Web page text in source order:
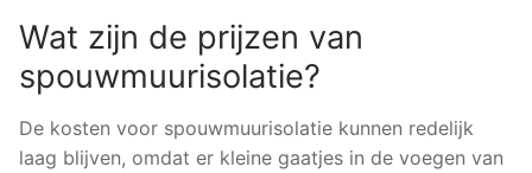
Wat zijn de prijzen van
spouwmuurisolatie?
De kosten voor spouwmuurisolatie kunnen redelijk
laag blijven, omdat er kleine gaatjes in de voegen van